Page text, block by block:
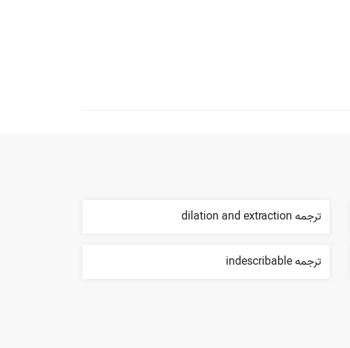
ترجمه dilation and extraction
ترجمه indescribable